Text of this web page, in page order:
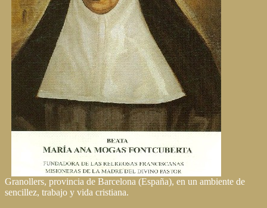
Granollers, provincia de Barcelona (España), en un ambiente de
sencillez, trabajo y vida cristiana.